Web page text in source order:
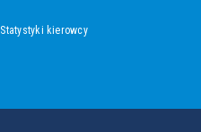
Statystyki kierowcy